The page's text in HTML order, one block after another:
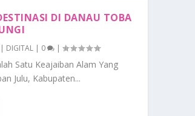
DI DANAU TOBA
| DIGITAL | 0 |
Satu Keajaiban Alam Yang
Julu, Kabupaten...